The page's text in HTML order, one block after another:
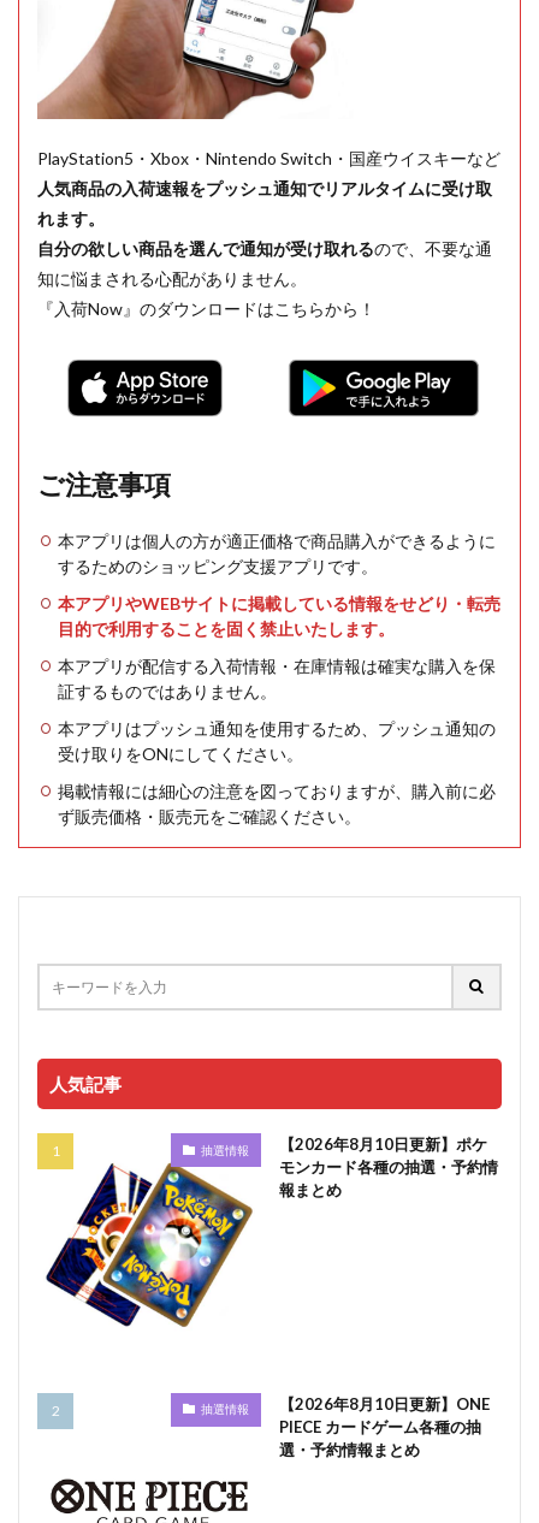
PlayStation5・Xbox・Nintendo Switch・国産ウイスキーなど
人気商品の入荷速報をプッシュ通知でリアルタイムに受け取
れます。
自分の欲しい商品を選んで通知が受け取れるので、不要な通
知に悩まされる心配がありません。
『入荷Now』のダウンロードはこちらから！
ご注意事項
本アプリは個人の方が適正価格で商品購入ができるように
するためのショッピング支援アプリです。
本アプリやWEBサイトに掲載している情報をせどり・転売
目的で利用することを固く禁止いたします。
本アプリが配信する入荷情報・在庫情報は確実な購入を保
証するものではありません。
本アプリはプッシュ通知を使用するため、プッシュ通知の
受け取りをONにしてください。
掲載情報には細心の注意を図っておりますが、購入前に必
ず販売価格・販売元をご確認ください。
人気記事
抽選情報
【2026年8月10日更新】ポケ
モンカード各種の抽選・予約情
報まとめ
抽選情報
【2026年8月10日更新】ONE
PIECE カードゲーム各種の抽
選・予約情報まとめ